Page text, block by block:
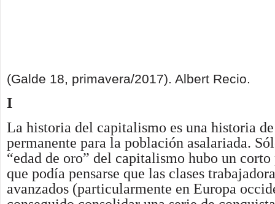
(Galde 18, primavera/2017). Albert Recio.
I
La historia del capitalismo es una historia
permanente para la población asalariada.
“edad de oro” del capitalismo hubo un
que podía pensarse que las clases
avanzados (particularmente en Europa